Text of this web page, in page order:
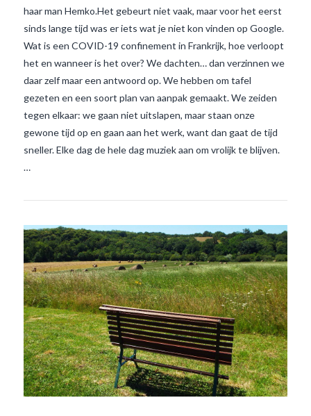
VIEW POST
haar man Hemko.Het gebeurt niet vaak, maar voor het eerst
sinds lange tijd was er iets wat je niet kon vinden op Google.
Wat is een COVID-19 confinement in Frankrijk, hoe verloopt
het en wanneer is het over? We dachten… dan verzinnen we
daar zelf maar een antwoord op. We hebben om tafel
gezeten en een soort plan van aanpak gemaakt. We zeiden
tegen elkaar: we gaan niet uitslapen, maar staan onze
gewone tijd op en gaan aan het werk, want dan gaat de tijd
sneller. Elke dag de hele dag muziek aan om vrolijk te blijven.
…